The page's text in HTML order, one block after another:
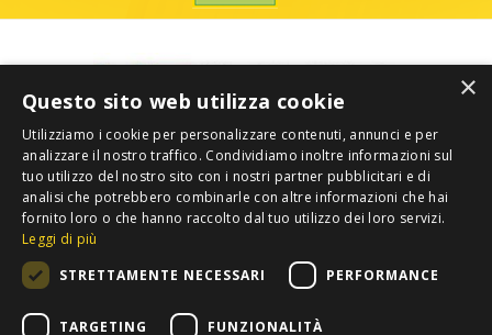
×
Questo sito web utilizza cookie
Utilizziamo i cookie per personalizzare contenuti, annunci e per
analizzare il nostro traffico. Condividiamo inoltre informazioni sul
tuo utilizzo del nostro sito con i nostri partner pubblicitari e di
analisi che potrebbero combinarle con altre informazioni che hai
fornito loro o che hanno raccolto dal tuo utilizzo dei loro servizi.
Leggi di più
STRETTAMENTE NECESSARI
PERFORMANCE
TARGETING FUNZIONALITÀ